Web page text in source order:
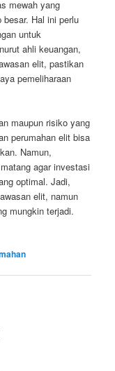
mewah yang
Hal ini perlu
untuk
ahli keuangan,
elit, pastikan
pemeliharaan
maupun risiko yang
perumahan elit bisa
Namun,
agar investasi
optimal. Jadi,
elit, namun
mungkin terjadi.